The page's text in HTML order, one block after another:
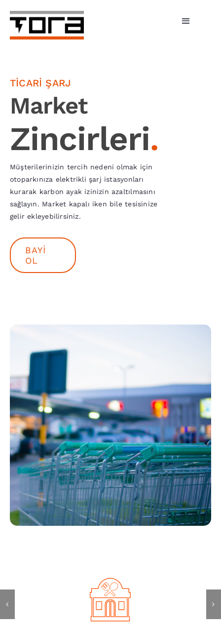
content
Toggle
Şarj Üniteleri
Bireysel Şarj
İşletmeler
Fiyatlar
Haberler
TİCARİ ŞARJ
Market
Zincirleri.
Müşterilerinizin tercih nedeni olmak için
otoparkınıza elektrikli şarj istasyonları
kurarak karbon ayak izinizin azaltılmasını
sağlayın. Market kapalı iken bile tesisinize
gelir ekleyebilirsiniz.
BAYI
OL